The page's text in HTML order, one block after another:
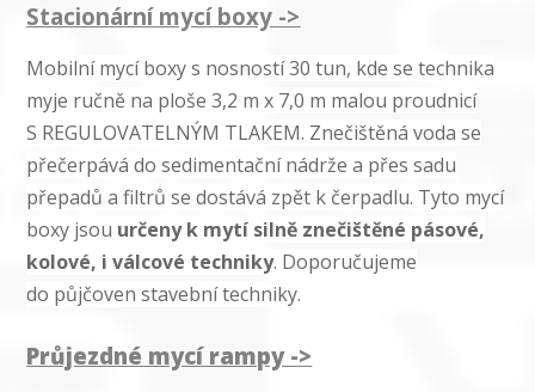
Stacionární mycí boxy ->
Mobilní mycí boxy s nosností 30 tun, kde se technika
myje ručně na ploše 3,2 m x 7,0 m malou proudnicí
S REGULOVATELNÝM TLAKEM. Znečištěná voda se
přečerpává do sedimentační nádrže a přes sadu
přepadů a filtrů se dostává zpět k čerpadlu. Tyto mycí
boxy jsou určeny k mytí silně znečištěné pásové,
kolové, i válcové techniky. Doporučujeme
do půjčoven stavební techniky.
Průjezdné mycí rampy ->